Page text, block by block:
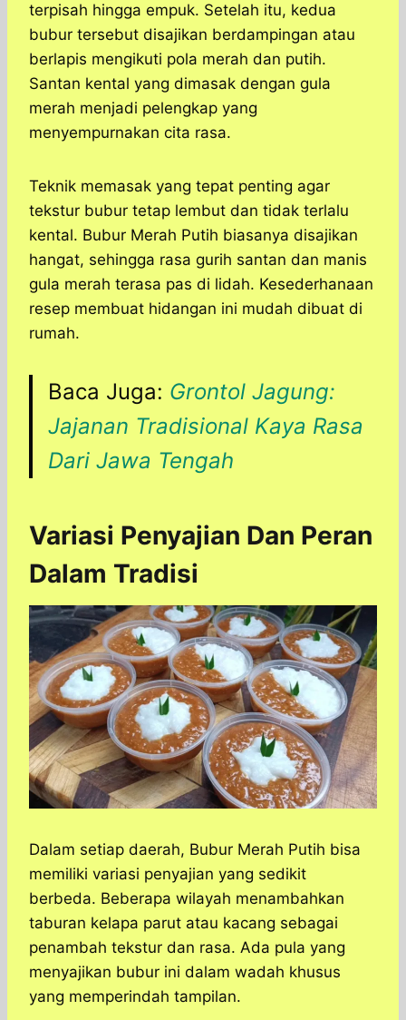
terpisah hingga empuk. Setelah itu, kedua
bubur tersebut disajikan berdampingan atau
berlapis mengikuti pola merah dan putih.
Santan kental yang dimasak dengan gula
merah menjadi pelengkap yang
menyempurnakan cita rasa.
Teknik memasak yang tepat penting agar
tekstur bubur tetap lembut dan tidak terlalu
kental. Bubur Merah Putih biasanya disajikan
hangat, sehingga rasa gurih santan dan manis
gula merah terasa pas di lidah. Kesederhanaan
resep membuat hidangan ini mudah dibuat di
rumah.
Baca Juga: Grontol Jagung:
Jajanan Tradisional Kaya Rasa
Dari Jawa Tengah
Variasi Penyajian Dan Peran
Dalam Tradisi
Dalam setiap daerah, Bubur Merah Putih bisa
memiliki variasi penyajian yang sedikit
berbeda. Beberapa wilayah menambahkan
taburan kelapa parut atau kacang sebagai
penambah tekstur dan rasa. Ada pula yang
menyajikan bubur ini dalam wadah khusus
yang memperindah tampilan.